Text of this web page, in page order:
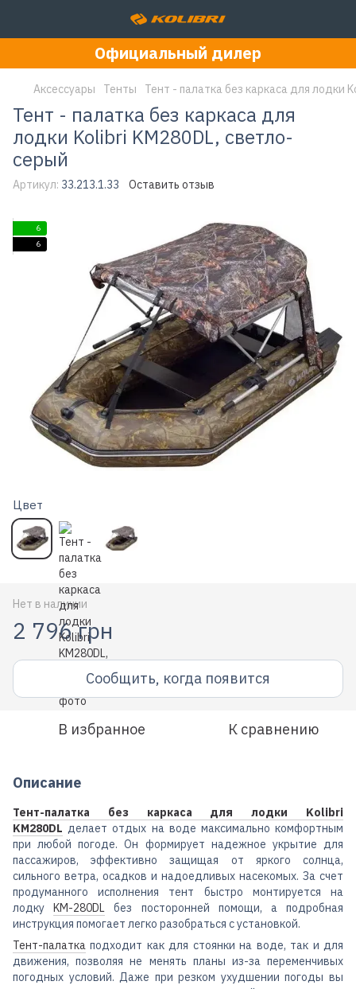
Официальный дилер
Аксессуары Тенты Тент - палатка без каркаса для лодки
Тент - палатка без каркаса для
лодки Kolibri KM280DL, светло-
серый
Артикул: 33.213.1.33 Оставить отзыв
6
6
Цвет
Нет в наличии
2 796 грн
Сообщить, когда появится
В избранное К сравнению
Описание
Тент-палатка без каркаса для лодки Kolibri
KM280DL делает отдых на воде максимально комфортным
при любой погоде. Он формирует надежное укрытие для
пассажиров, эффективно защищая от яркого солнца,
сильного ветра, осадков и надоедливых насекомых. За счет
продуманного исполнения тент быстро монтируется на
лодкуKM-280DL без посторонней помощи, а подробная
инструкция помогает легко разобраться с установкой.
Тент-палатка подходит как для стоянки на воде, так и для
движения, позволяя не менять планы из-за переменчивых
погодных условий. Даже при резком ухудшении погоды вы